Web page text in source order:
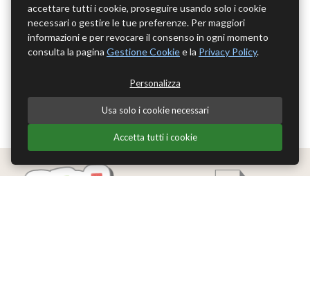
accettare tutti i cookie, proseguire usando solo i cookie
necessari o gestire le tue preferenze. Per maggiori
informazioni e per revocare il consenso in ogni momento
consulta la pagina Gestione Cookiee la Privacy Policy.
Personalizza
Usa solo i cookie necessari
Accetta tutti i cookie